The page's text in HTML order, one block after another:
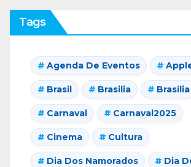
Tags
Agenda De Eventos
Brasil Brasilia Brasília
Carnaval Carnaval2025
Cinema Cultura
Dia Dos Namorados Dia